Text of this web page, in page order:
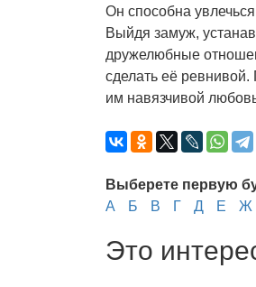
Он способна
Выйдя замуж,
дружелюбные
сделать её
им навязчивой
Выберете первую
А
Б В Г Д Е Ж
Это